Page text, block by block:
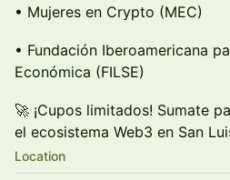
• Mujeres en Crypto (MEC)
• Fundación Iberoamericana
Económica (FILSE)
🚀 ¡Cupos limitados! Sumate
el ecosistema Web3 en San
Location